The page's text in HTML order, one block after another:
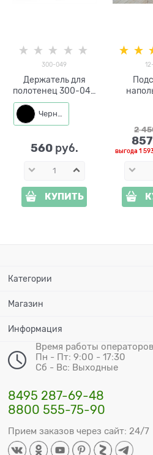
300-049
Держатель для
полотенец 300-049
кухонный
настольный
Черный
560 руб.
КУПИТЬ
2
857
выгода1
Категории
Магазин
Информация
Время работы
Пн - Пт: 9:00 - 17:30
Сб - Вс: Выходные
8495 287-69-48
8800 555-75-90
Прием заказов через сайт: 24/7